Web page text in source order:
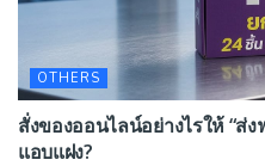
OTHERS
สั่งของออนไลน์อย่างไรให้ “ส่
แอบแฝง?